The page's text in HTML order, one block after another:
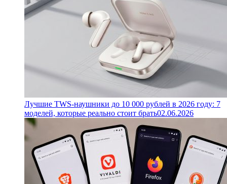
Лучшие TWS-наушники до 10 000 рублей в 2026 году: 7
моделей, которые реально стоит брать02.06.2026